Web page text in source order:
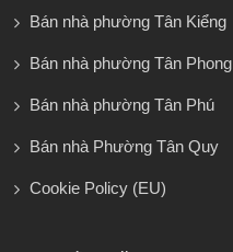
Bán nhà phường Tân Kiểng
Bán nhà phường Tân Phong
Bán nhà phường Tân Phú
Bán nhà Phường Tân Quy
Cookie Policy (EU)